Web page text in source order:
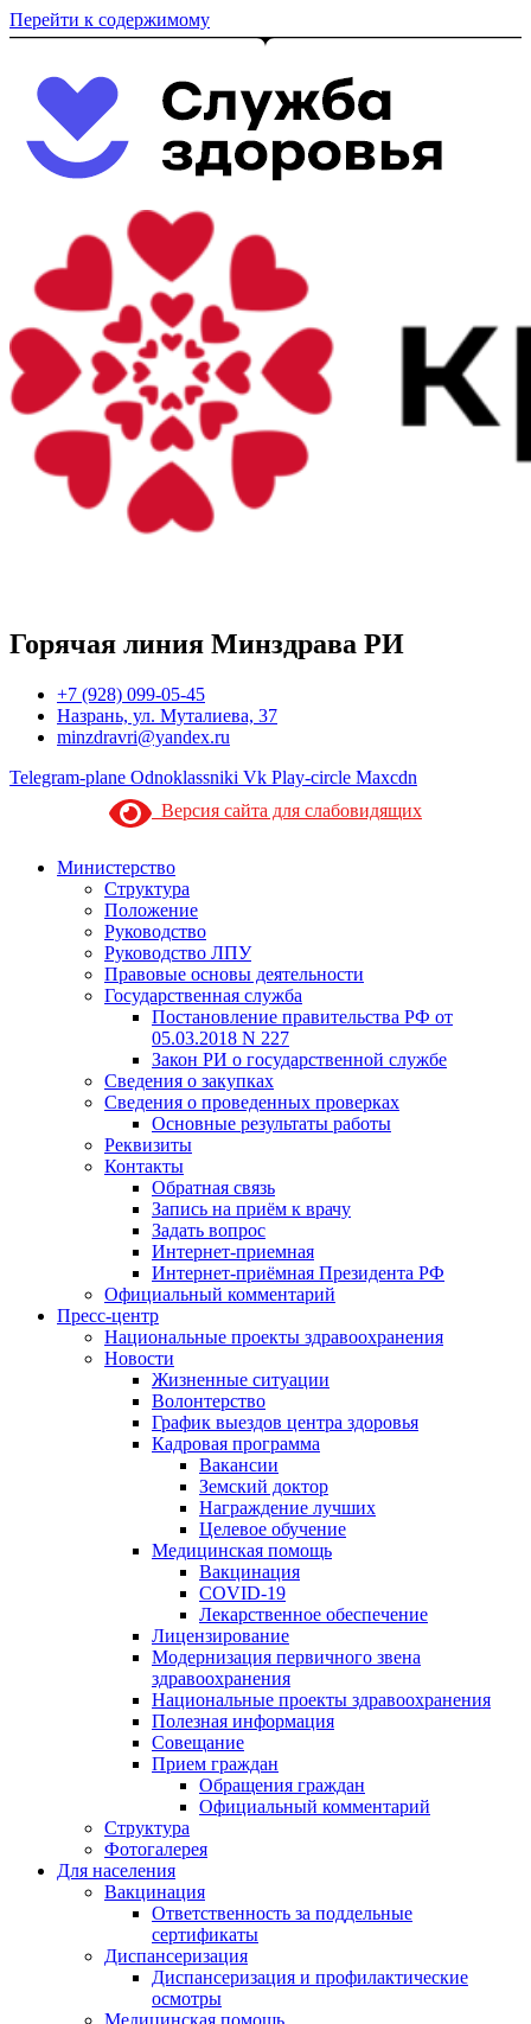
Перейти к содержимому
Горячая линия Минздрава РИ
+7 (928) 099-05-45
Назрань, ул. Муталиева, 37
minzdravri@yandex.ru
Telegram-plane Odnoklassniki Vk Play-circle Maxcdn
Версия сайта для слабовидящих
Министерство
Структура
Положение
Руководство
Руководство ЛПУ
Правовые основы деятельности
Государственная служба
Постановление правительства РФ от
05.03.2018 N 227
Закон РИ о государственной службе
Сведения о закупках
Сведения о проведенных проверках
Основные результаты работы
Реквизиты
Контакты
Обратная связь
Запись на приём к врачу
Задать вопрос
Интернет-приемная
Интернет-приёмная Президента РФ
Официальный комментарий
Пресс-центр
Национальные проекты здравоохранения
Новости
Жизненные ситуации
Волонтерство
График выездов центра здоровья
Кадровая программа
Вакансии
Земский доктор
Награждение лучших
Целевое обучение
Медицинская помощь
Вакцинация
COVID-19
Лекарственное обеспечение
Лицензирование
Модернизация первичного звена
здравоохранения
Национальные проекты здравоохранения
Полезная информация
Совещание
Прием граждан
Обращения граждан
Официальный комментарий
Структура
Фотогалерея
Для населения
Вакцинация
Ответственность за поддельные
сертификаты
Диспансеризация
Диспансеризация и профилактические
осмотры
Медицинская помощь